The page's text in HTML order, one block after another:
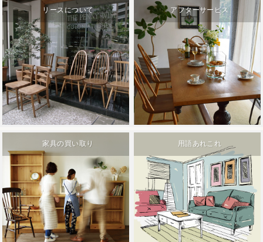
リースについて アフターサービス
家具の買い取り 用語あれこれ